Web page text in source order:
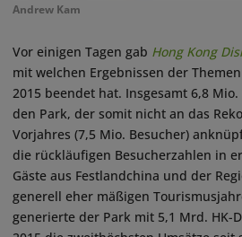
Andrew Kam
Vor einigen Tagen gab Hong Kong
mit welchen Ergebnissen der
2015 beendet hat. Insgesamt 6,8
den Park, der somit nicht an das
Vorjahres (7,5 Mio. Besucher)
die rückläufigen Besucherzahlen in
Gäste aus Festlandchina und der
generell eher mäßigen
generierte der Park mit 5,1 Mrd. HK-